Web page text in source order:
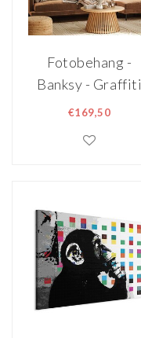
Fotobehang -
Banksy - Graffiti
Area
€169,50